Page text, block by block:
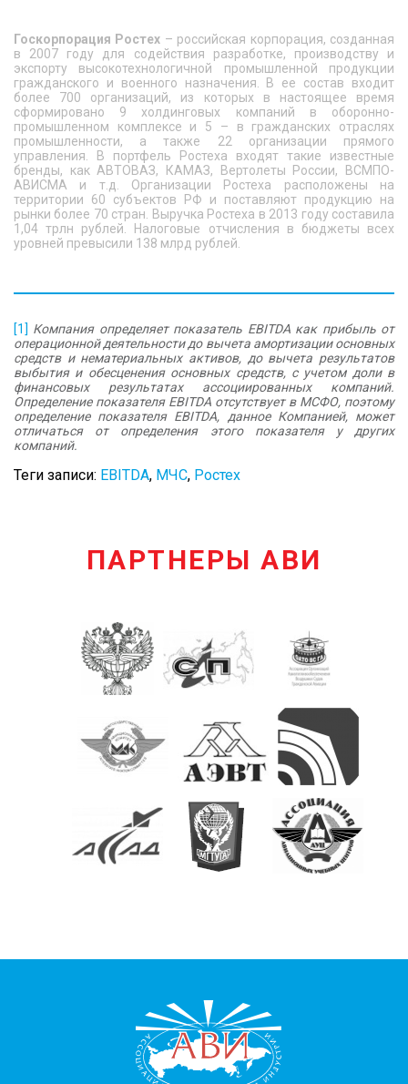
Госкорпорация Ростех – российская корпорация, созданная
в 2007 году для содействия разработке, производству и
экспорту высокотехнологичной промышленной продукции
гражданского и военного назначения. В ее состав входит
более 700 организаций, из которых в настоящее время
сформировано 9 холдинговых компаний в оборонно-
промышленном комплексе и 5 – в гражданских отраслях
промышленности, а также 22 организации прямого
управления. В портфель Ростеха входят такие известные
бренды, как АВТОВАЗ, КАМАЗ, Вертолеты России, ВСМПО-
АВИСМА и т.д. Организации Ростеха расположены на
территории 60 субъектов РФ и поставляют продукцию на
рынки более 70 стран. Выручка Ростеха в 2013 году составила
1,04 трлн рублей. Налоговые отчисления в бюджеты всех
уровней превысили 138 млрд рублей.
[1] Компания определяет показатель EBITDA как прибыль от
операционной деятельности до вычета амортизации основных
средств и нематериальных активов, до вычета результатов
выбытия и обесценения основных средств, с учетом доли в
финансовых результатах ассоциированных компаний.
Определение показателя EBITDA отсутствует в МСФО, поэтому
определение показателя EBITDA, данное Компанией, может
отличаться от определения этого показателя у других
компаний.
Теги записи: EBITDA, МЧС, Ростех
ПАРТНЕРЫ АВИ